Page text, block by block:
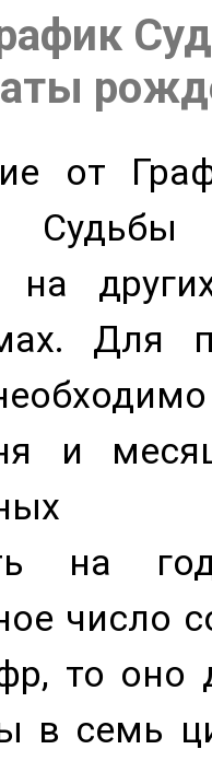
от
на
Для
и
на
число
то оно
в семь